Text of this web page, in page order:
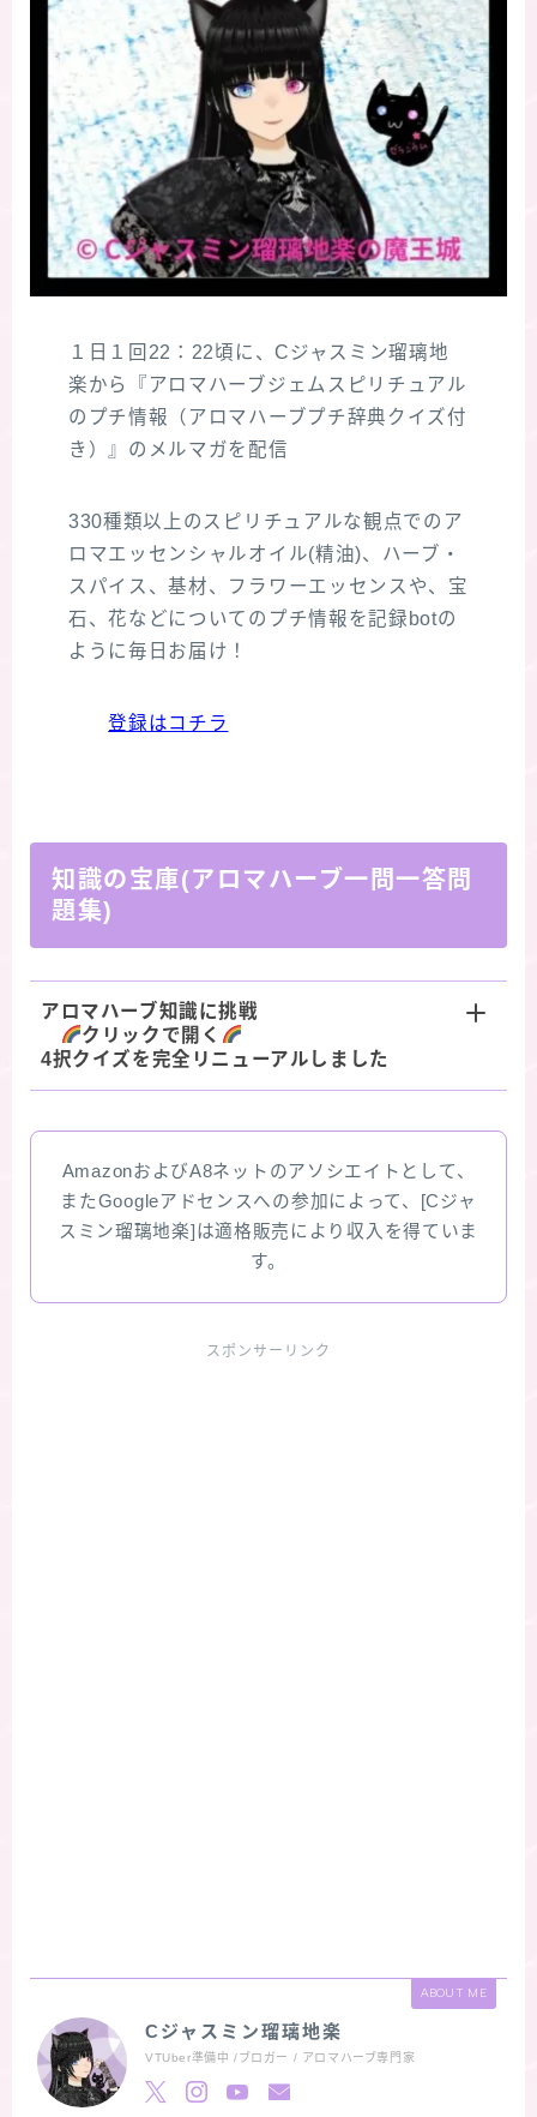
１日１回22：22頃に、Cジャスミン瑠璃地
楽から『アロマハーブジェムスピリチュアル
のプチ情報（アロマハーブプチ辞典クイズ付
き）』のメルマガを配信
330種類以上のスピリチュアルな観点でのア
ロマエッセンシャルオイル(精油)、ハーブ・
スパイス、基材、フラワーエッセンスや、宝
石、花などについてのプチ情報を記録botの
ように毎日お届け！
登録はコチラ
知識の宝庫(アロマハーブ一問一答問
題集)
アロマハーブ知識に挑戦
クリックで開く
4択クイズを完全リニューアルしました
AmazonおよびA8ネットのアソシエイトとして、
またGoogleアドセンスへの参加によって、[Cジャ
スミン瑠璃地楽]は適格販売により収入を得ていま
す。
スポンサーリンク
ABOUT ME
Cジャスミン瑠璃地楽
VTUber準備中 /ブロガー / アロマハーブ専門家